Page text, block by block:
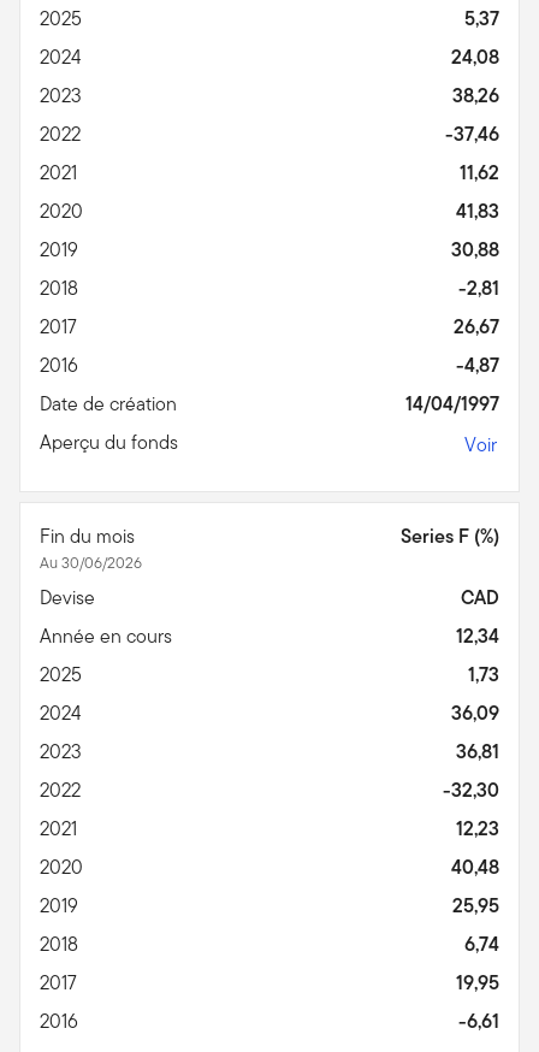
2025
5,37
2024
24,08
2023
38,26
2022
-37,46
2021
11,62
2020
41,83
2019
30,88
2018
-2,81
2017
26,67
2016
-4,87
Date de création
14/04/1997
Aperçu du fonds
Voir
Fin du mois
Au 30/06/2026
Series F (%)
Devise
CAD
Année en cours
12,34
2025
1,73
2024
36,09
2023
36,81
2022
-32,30
2021
12,23
2020
40,48
2019
25,95
2018
6,74
2017
19,95
2016
-6,61